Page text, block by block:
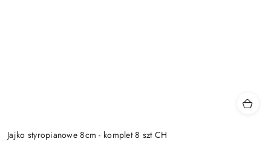
Jajko styropianowe 8cm - komplet 8 szt CH